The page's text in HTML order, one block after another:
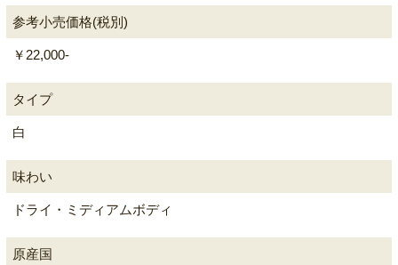
参考小売価格(税別)
￥22,000-
タイプ
白
味わい
ドライ・ミディアムボディ
原産国